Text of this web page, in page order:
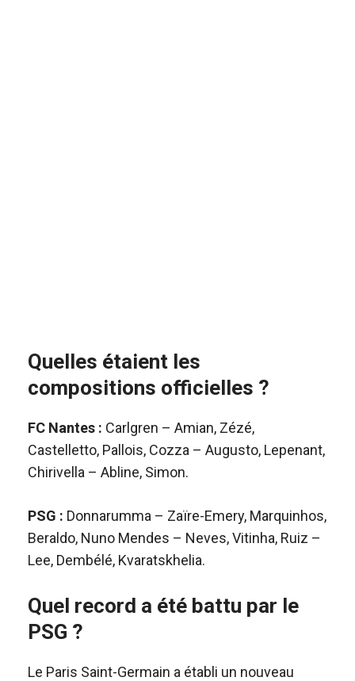
Quelles étaient les
compositions officielles ?
FC Nantes : Carlgren – Amian, Zézé,
Castelletto, Pallois, Cozza – Augusto, Lepenant,
Chirivella – Abline, Simon.
PSG : Donnarumma – Zaïre-Emery, Marquinhos,
Beraldo, Nuno Mendes – Neves, Vitinha, Ruiz –
Lee, Dembélé, Kvaratskhelia.
Quel record a été battu par le
PSG ?
Le Paris Saint-Germain a établi un nouveau